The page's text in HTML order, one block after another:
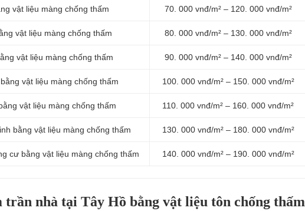
vật liệu màng chống thấm 70. 000 vnđ/m² – 120. 000 vnđ/m²
vật liệu màng chống thấm 80. 000 vnđ/m² – 130. 000 vnđ/m²
vật liệu màng chống thấm 90. 000 vnđ/m² – 140. 000 vnđ/m²
vật liệu màng chống thấm 100. 000 vnđ/m² – 150. 000 vnđ/m²
vật liệu màng chống thấm 110. 000 vnđ/m² – 160. 000 vnđ/m²
bằng vật liệu màng chống thấm 130. 000 vnđ/m² – 180. 000 vnđ/m²
cư bằng vật liệu màng chống thấm 140. 000 vnđ/m² – 190. 000 vnđ/m²
trần nhà tại Tây Hồ bằng vật liệu tôn chống thấm